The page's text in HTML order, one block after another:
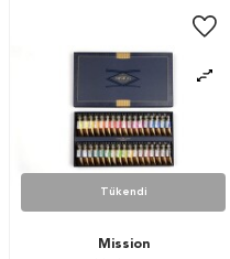
Tükendi
Mission